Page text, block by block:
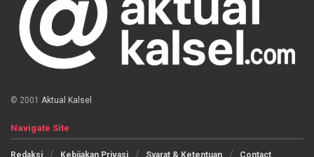
© 2001 Aktual Kalsel
Navigate Site